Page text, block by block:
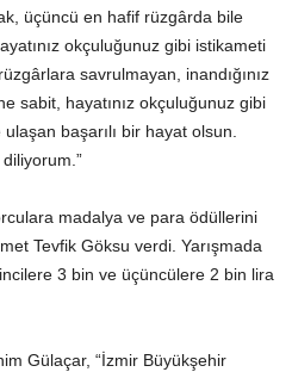
üçüncü en hafif rüzgârda bile
okçuluğunuz gibi istikameti
savrulmayan, inandığınız
sabit, hayatınız okçuluğunuz gibi
başarılı bir hayat olsun.
madalya ve para ödüllerini
Tevfik Göksu verdi. Yarışmada
3 bin ve üçüncülere 2 bin lira
Gülaçar, “İzmir Büyükşehir